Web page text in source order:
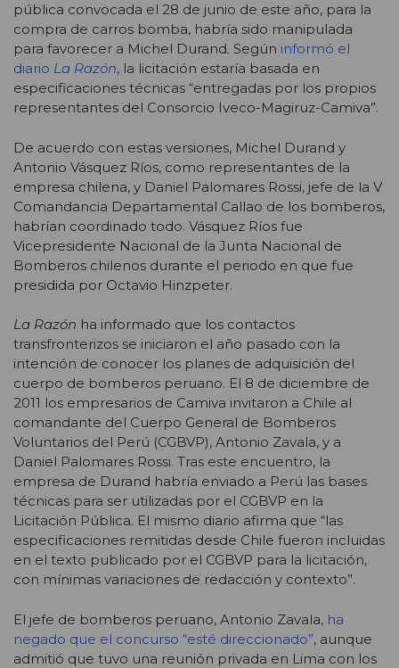
pública convocada el 28 de junio de este año, para la
compra de carros bomba, habría sido manipulada
para favorecer a Michel Durand. Según informó el
diario La Razón, la licitación estaría basada en
especificaciones técnicas “entregadas por los propios
representantes del Consorcio Iveco-Magiruz-Camiva”.
De acuerdo con estas versiones, Michel Durand y
Antonio Vásquez Ríos, como representantes de la
empresa chilena, y Daniel Palomares Rossi, jefe de la V
Comandancia Departamental Callao de los bomberos,
habrían coordinado todo. Vásquez Ríos fue
Vicepresidente Nacional de la Junta Nacional de
Bomberos chilenos durante el periodo en que fue
presidida por Octavio Hinzpeter.
La Razón ha informado que los contactos
transfronterizos se iniciaron el año pasado con la
intención de conocer los planes de adquisición del
cuerpo de bomberos peruano. El 8 de diciembre de
2011 los empresarios de Camiva invitaron a Chile al
comandante del Cuerpo General de Bomberos
Voluntarios del Perú (CGBVP), Antonio Zavala, y a
Daniel Palomares Rossi. Tras este encuentro, la
empresa de Durand habría enviado a Perú las bases
técnicas para ser utilizadas por el CGBVP en la
Licitación Pública. El mismo diario afirma que “las
especificaciones remitidas desde Chile fueron incluidas
en el texto publicado por el CGBVP para la licitación,
con mínimas variaciones de redacción y contexto”.
El jefe de bomberos peruano, Antonio Zavala, ha
negado que el concurso “esté direccionado”, aunque
admitió que tuvo una reunión privada en Lima con los